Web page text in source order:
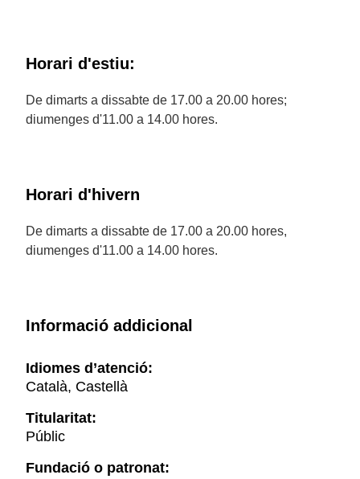
Horari d'estiu:
De dimarts a dissabte de 17.00 a 20.00 hores;
diumenges d'11.00 a 14.00 hores.
Horari d'hivern
De dimarts a dissabte de 17.00 a 20.00 hores,
diumenges d'11.00 a 14.00 hores.
Informació addicional
Idiomes d’atenció:
Català, Castellà
Titularitat:
Públic
Fundació o patronat: